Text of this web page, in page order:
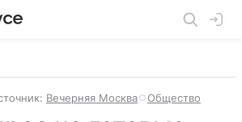
Вечерняя Москва Общество